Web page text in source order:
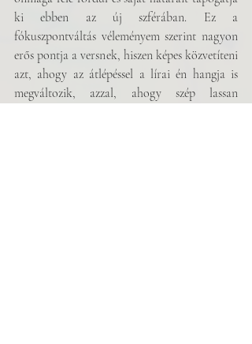
ki ebben az új szférában. Ez a
fókuszpontváltás véleményem szerint nagyon
erős pontja a versnek, hiszen képes közvetíteni
azt, ahogy az átlépéssel a lírai én hangja is
megváltozik, azzal, ahogy szép lassan